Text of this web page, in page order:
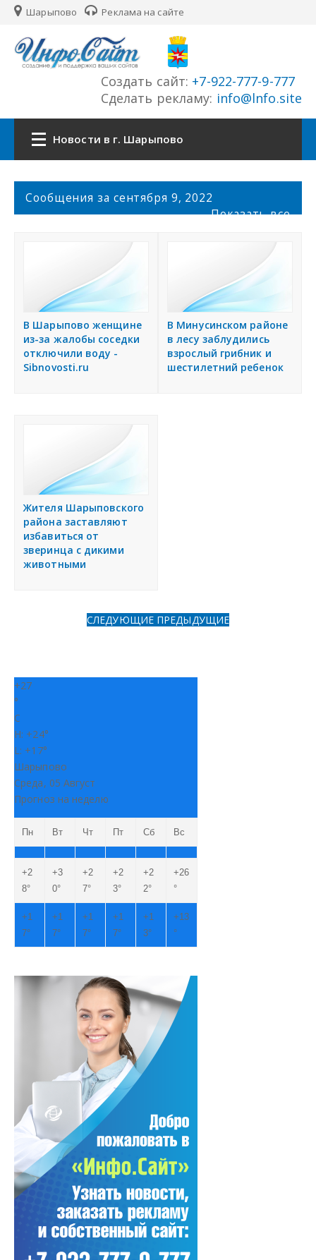
Шарыпово Реклама на сайте
Создать сайт: +7-922-777-9-777
Сделать рекламу: info@lnfo.site
Новости в г. Шарыпово
Главная
История города
Разместить объявление
Сообщения за сентября 9, 2022
Показать все
В Шарыпово женщине
из-за жалобы соседки
отключили воду -
Sibnovosti.ru
В Минусинском районе
в лесу заблудились
взрослый грибник и
шестилетний ребенок
Жителя Шарыповского
района заставляют
избавиться от
зверинца с дикими
животными
СЛЕДУЮЩИЕ ПРЕДЫДУЩИЕ
+27
°
C
H: +24°
L: +17°
Шарыпово
Среда, 05 Август
Прогноз на неделю
Пн Вт Чт Пт Сб Вс
+2
8°
+3
0°
+2
7°
+2
3°
+2
2°
+26
°
+1
7°
+1
7°
+1
7°
+1
7°
+1
3°
+13
°